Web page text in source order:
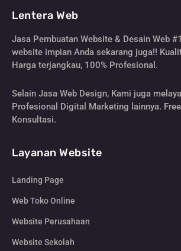
Lentera Web
Jasa Pembuatan Website & Desain Web
website impian Anda sekarang juga!!
Harga terjangkau, 100% Profesional.
Selain Jasa Web Design, Kami juga
Profesional Digital Marketing lainnya.
Konsultasi.
Layanan Website
Landing Page
Web Toko Online
Website Perusahaan
Website Sekolah